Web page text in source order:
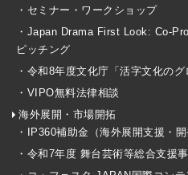
・セミナー・ワークショップ
・Japan Drama First Look: Co-
ピッチング
・令和8年度文化庁「活字文化のグ
・VIPO無料法律相談
海外展開・市場開拓
・IP360補助金（海外展開支援・
・令和7年度 舞台芸術等総合支援